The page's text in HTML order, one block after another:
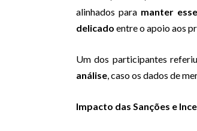
alinhados para manter
delicado entre o apoio aos
Um dos participantes
análise, caso os dados de
Impacto das Sanções e